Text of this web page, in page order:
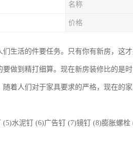
名称
价格
生活的件要任务。只有你有新房，这
做到精打细算。现在新房装修比的是
着人们对于家具要求的严格，现在的
水泥钉 (6)广告钉 (7)镜钉 (8)膨胀螺